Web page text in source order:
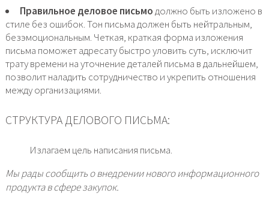
Правильное деловое письмодолжно быть изложено в
стиле без ошибок. Тон письма должен быть нейтральным,
безэмоциональным. Четкая, краткая форма изложения
письма поможет адресату быстро уловить суть, исключит
трату времени на уточнение деталей письма в дальнейшем,
позволит наладить сотрудничество и укрепить отношения
между организациями.
СТРУКТУРА ДЕЛОВОГО ПИСЬМА:
Излагаем цель написания письма.
Мы рады сообщить о внедрении нового информационного
продукта в сфере закупок.